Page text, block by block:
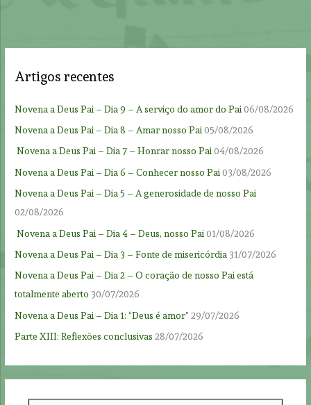
Artigos recentes
Novena a Deus Pai – Dia 9 – A serviço do amor do Pai 06/08/2026
Novena a Deus Pai – Dia 8 – Amar nosso Pai 05/08/2026
Novena a Deus Pai – Dia 7 – Honrar nosso Pai04/08/2026
Novena a Deus Pai – Dia 6 – Conhecer nosso Pai 03/08/2026
Novena a Deus Pai – Dia 5 – A generosidade de nosso Pai
02/08/2026
Novena a Deus Pai – Dia 4 – Deus, nosso Pai 01/08/2026
Novena a Deus Pai – Dia 3 – Fonte de misericórdia 31/07/2026
Novena a Deus Pai – Dia 2 – O coração de nosso Pai está
totalmente aberto 30/07/2026
Novena a Deus Pai – Dia 1: “Deus é amor” 29/07/2026
Parte XIII: Reflexões conclusivas 28/07/2026